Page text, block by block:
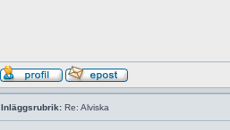
Inläggsrubrik: Re: Alviska